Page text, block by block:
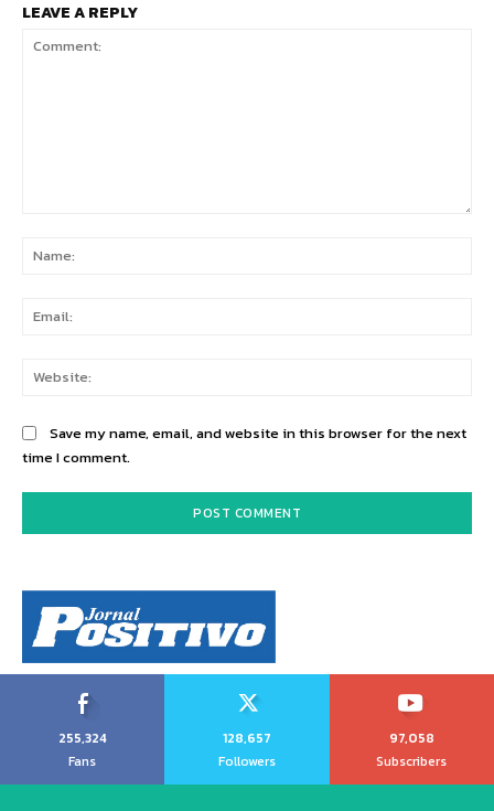
LEAVE A REPLY
Save my name, email, and website in this browser for the next
time I comment.
255,324
Fans
128,657
Followers
97,058
Subscribers